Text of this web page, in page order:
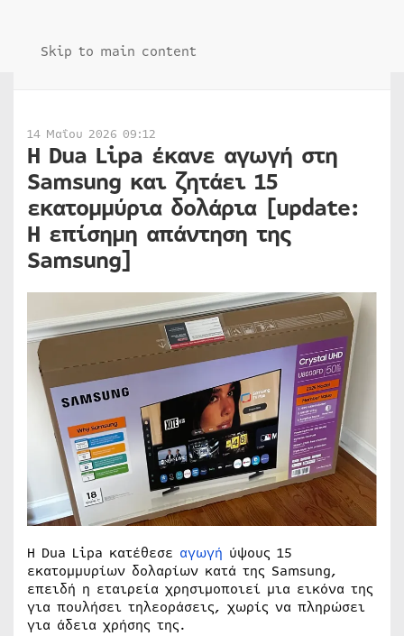
Skip to main content
14 Μαΐου 2026 09:12
Η Dua Lipa έκανε αγωγή στη
Samsung και ζητάει 15
εκατομμύρια δολάρια [update:
Η επίσημη απάντηση της
Samsung]
Η Dua Lipa κατέθεσε αγωγή ύψους 15
εκατομμυρίων δολαρίων κατά της Samsung,
επειδή η εταιρεία χρησιμοποιεί μια εικόνα της
για πουλήσει τηλεοράσεις, χωρίς να πληρώσει
για άδεια χρήσης της.